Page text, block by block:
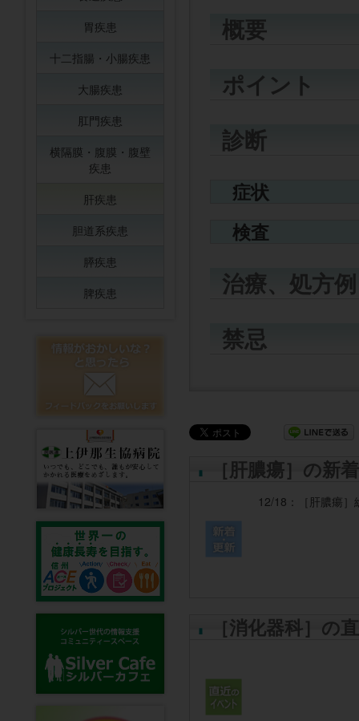
概要
ポイント
診断
症状
検査
治療、処方例
禁忌
［肝膿瘍］の新
12/18： ［肝膿瘍］
［消化器科］の
胃疾患
十二指腸・小腸疾患
大腸疾患
肛門疾患
横隔膜・腹膜・腹壁
疾患
肝疾患
胆道系疾患
膵疾患
脾疾患